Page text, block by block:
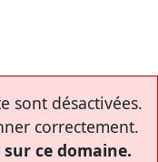
sont désactivées.
correctement.
ce domaine.